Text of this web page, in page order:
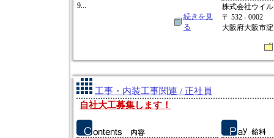
9...
続きを見
る
株式会社ウイ
〒 532 - 0002
大阪府大阪市
工事・内装工事関連 / 正社員
自社大工募集します！